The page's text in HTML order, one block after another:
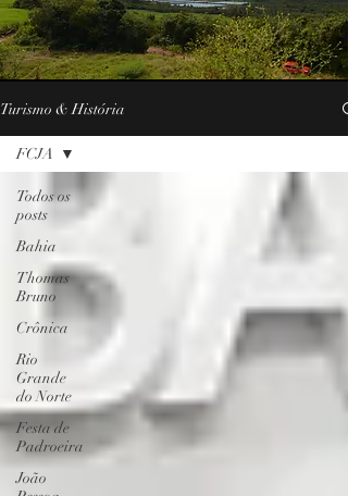
Turismo & História
Todos os
posts
Bahia
Thomas
Bruno
Crônica
Rio
Grande
do Norte
Festa de
Padroeira
João
FCJA